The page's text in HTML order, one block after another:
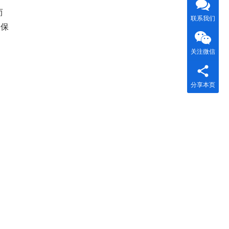
联系我们
关注微信
分享本页